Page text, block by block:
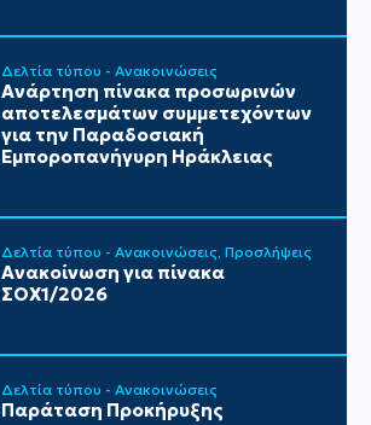
Δελτία τύπου - Ανακοινώσεις
Ανάρτηση πίνακα προσωρινών
αποτελεσμάτων συμμετεχόντων
για την Παραδοσιακή
Εμποροπανήγυρη Ηράκλειας
Δελτία τύπου - Ανακοινώσεις Προσλήψεις
Ανακοίνωση για πίνακα
ΣΟΧ1/2026
Δελτία τύπου - Ανακοινώσεις
Παράταση Προκήρυξης